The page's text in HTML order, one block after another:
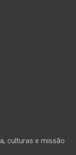
culturas e missão